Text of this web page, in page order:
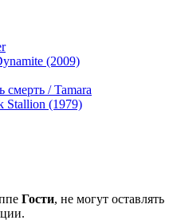
(2009)
/ Tamara
Stallion (1979)
Гости, не могут оставлять